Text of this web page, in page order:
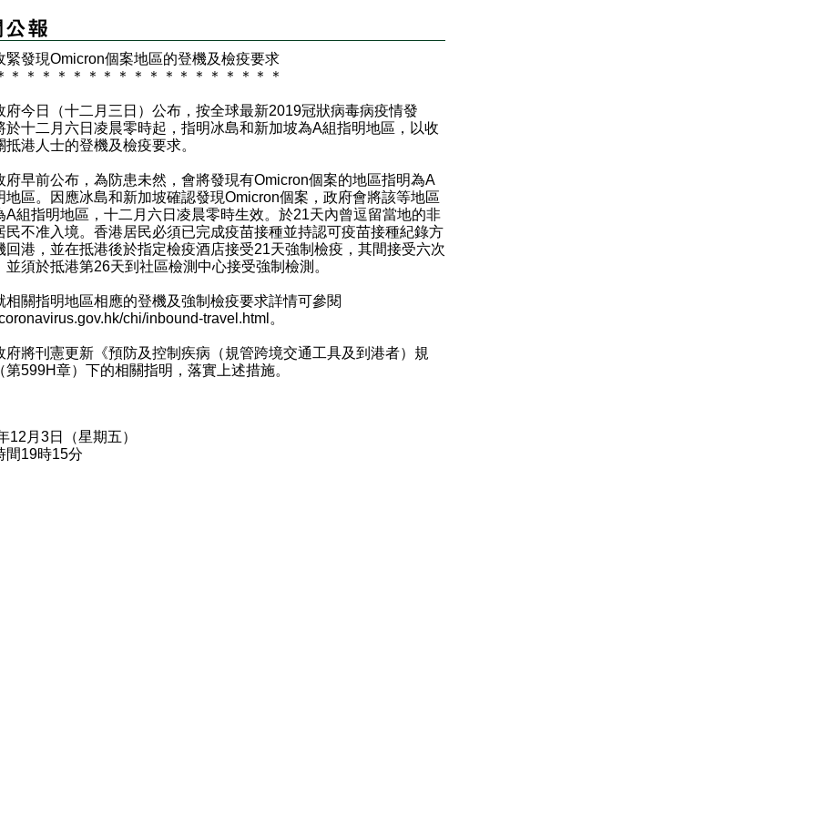
緊發現Omicron個案地區的登機及檢疫要求
＊ ＊ ＊ ＊ ＊ ＊ ＊ ＊ ＊ ＊ ＊ ＊ ＊ ＊ ＊ ＊ ＊ ＊
日（十二月三日）公布，按全球最新2019冠狀病毒病疫情發
於十二月六日凌晨零時起，指明冰島和新加坡為A組指明地區，以收
抵港人士的登機及檢疫要求。
前公布，為防患未然，會將發現有Omicron個案的地區指明為A
地區。因應冰島和新加坡確認發現Omicron個案，政府會將該等地區
A組指明地區，十二月六日凌晨零時生效。於21天內曾逗留當地的非
民不准入境。香港居民必須已完成疫苗接種並持認可疫苗接種紀錄方
回港，並在抵港後於指定檢疫酒店接受21天強制檢疫，其間接受六次
並須於抵港第26天到社區檢測中心接受強制檢測。
指明地區相應的登機及強制檢疫要求詳情可參閱
chi/inbound-travel.html 。
刊憲更新《預防及控制疾病（規管跨境交通工具及到港者）規
第599H章）下的相關指明，落實上述措施。
12月3日（星期五）
間19時15分